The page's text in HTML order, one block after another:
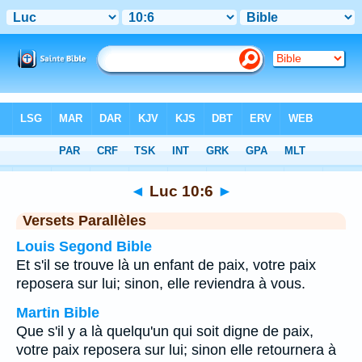
Chapitre 10> Verset 6
◄ Luc 10:6 ►
Versets Parallèles
Louis Segond Bible
Et s'il se trouve là un enfant de paix, votre paix
reposera sur lui; sinon, elle reviendra à vous.
Martin Bible
Que s'il y a là quelqu'un qui soit digne de paix,
votre paix reposera sur lui; sinon elle retournera à